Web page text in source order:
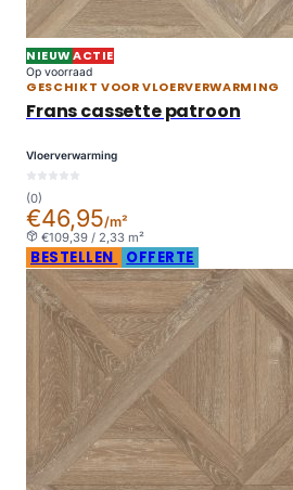
NIEUWACTIE
Op voorraad
GESCHIKT VOOR VLOERVERWARMING
Frans cassette patroon
Vloerverwarming
(0)
€46,95/m²
€109,39 / 2,33 m²
BESTELLEN OFFERTE